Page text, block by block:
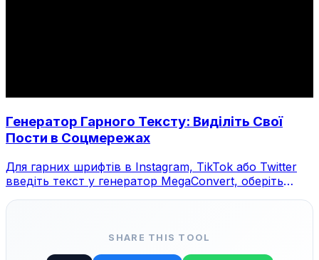
Генератор Гарного Тексту: Виділіть Свої
Пости в Соцмережах
Для гарних шрифтів в Instagram, TikTok або Twitter
введіть текст у генератор MegaConvert, оберіть
SHARE THIS TOOL